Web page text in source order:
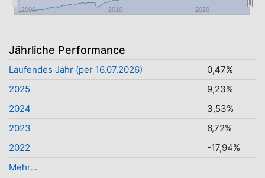
2000 2010 2020
Jährliche Performance
Laufendes Jahr (per 16.07.2026)
0,47%
2025
9,23%
2024
3,53%
2023
6,72%
2022
-17,94%
Mehr...